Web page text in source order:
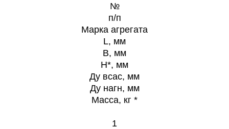
№
п/п
Марка агрегата
L, мм
B, мм
H*, мм
Ду всас, мм
Ду нагн, мм
Масса, кг *
1